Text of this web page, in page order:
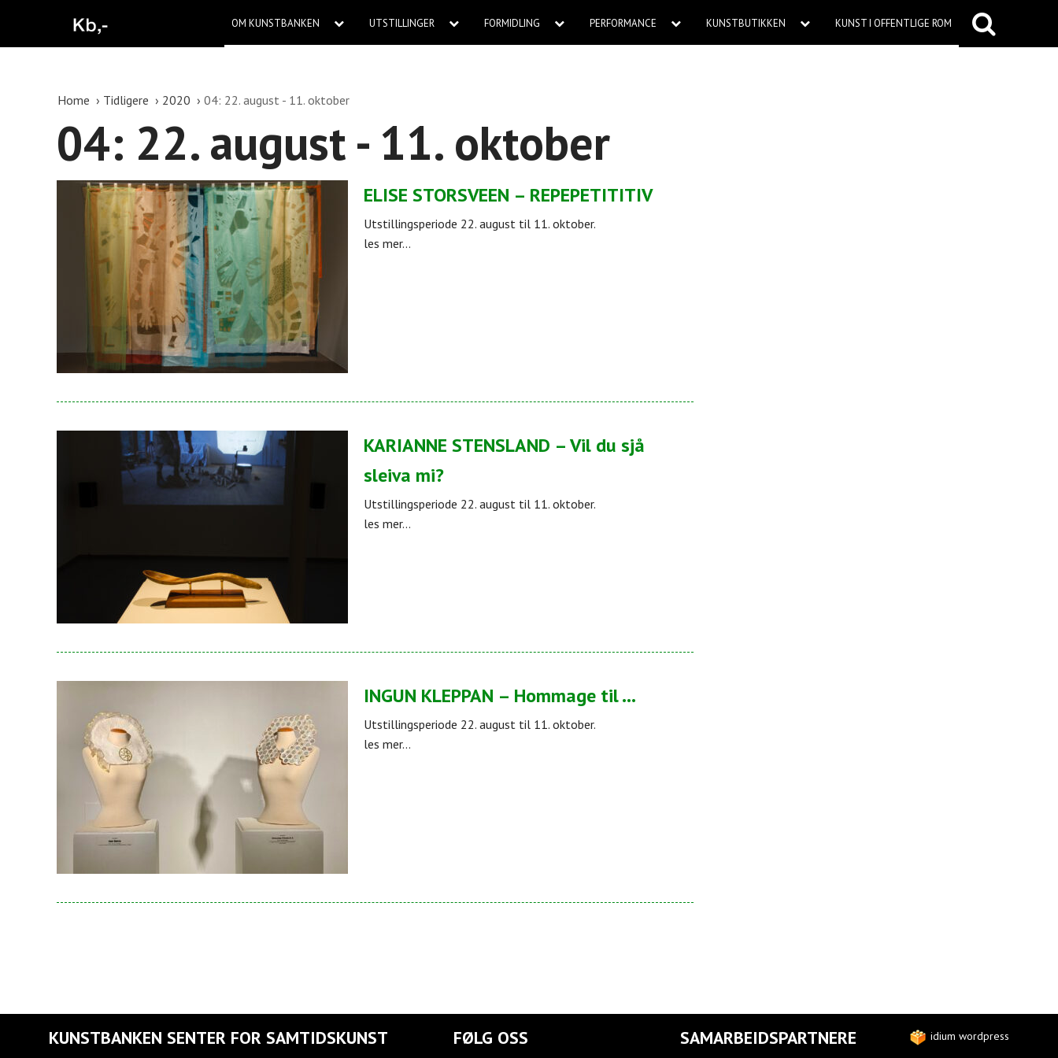
OM KUNSTBANKEN UTSTILLINGER FORMIDLING PERFORMANCE KUNSTBUTIKKEN KUNST I OFFENTLIGE ROM
Home Tidligere 2020 04: 22. august - 11. oktober
04: 22. august - 11. oktober
ELISE STORSVEEN – REPEPETITITIV
Utstillingsperiode 22. august til 11. oktober.
les mer...
KARIANNE STENSLAND – Vil du sjå
sleiva mi?
Utstillingsperiode 22. august til 11. oktober.
les mer...
INGUN KLEPPAN – Hommage til …
Utstillingsperiode 22. august til 11. oktober.
les mer...
KUNSTBANKEN SENTER FOR SAMTIDSKUNST FØLG OSS SAMARBEIDSPARTNERE idium wordpress